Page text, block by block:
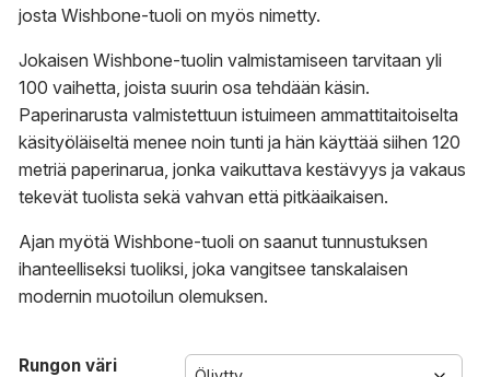
josta Wishbone-tuoli on myös nimetty.
Jokaisen Wishbone-tuolin valmistamiseen tarvitaan yli
100 vaihetta, joista suurin osa tehdään käsin.
Paperinarusta valmistettuun istuimeen ammattitaitoiselta
käsityöläiseltä menee noin tunti ja hän käyttää siihen 120
metriä paperinarua, jonka vaikuttava kestävyys ja vakaus
tekevät tuolista sekä vahvan että pitkäaikaisen.
Ajan myötä Wishbone-tuoli on saanut tunnustuksen
ihanteelliseksi tuoliksi, joka vangitsee tanskalaisen
modernin muotoilun olemuksen.
Rungon väri